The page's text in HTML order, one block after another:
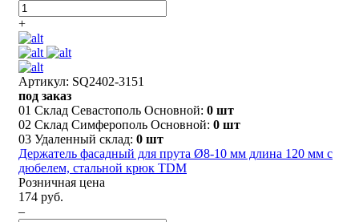
+
Артикул: SQ2402-3151
под заказ
01 Склад Севастополь Основной: 0 шт
02 Склад Симферополь Основной: 0 шт
03 Удаленный склад: 0 шт
Держатель фасадный для прута Ø8-10 мм длина 120 мм с
дюбелем, стальной крюк TDM
Розничная цена
174 руб.
–